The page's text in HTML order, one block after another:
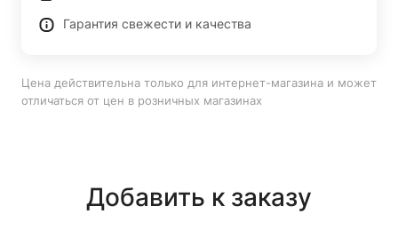
Гарантия свежести и качества
Цена действительна только для интернет-магазина и может
отличаться от цен в розничных магазинах
Добавить к заказу